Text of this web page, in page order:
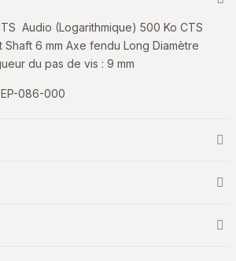
Audio (Logarithmique) 500 Ko CTS
Shaft 6 mm Axe fendu Long Diamètre
du pas de vis : 9 mm
EP-086-000